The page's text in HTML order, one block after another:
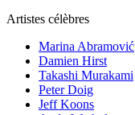
Artistes célèbres
Marina Abramović
Damien Hirst
Takashi Murakami
Peter Doig
Jeff Koons